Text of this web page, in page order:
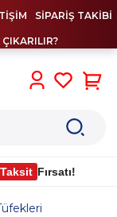
SİPARİŞ TAKİBİ
Fırsatı!